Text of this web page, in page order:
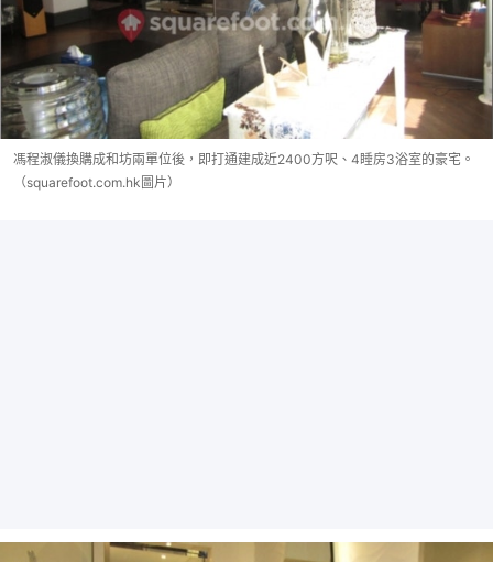
馮程淑儀換購成和坊兩單位後，即打通建成近2400方呎、4睡房3浴室的豪宅。
（squarefoot.com.hk圖片）